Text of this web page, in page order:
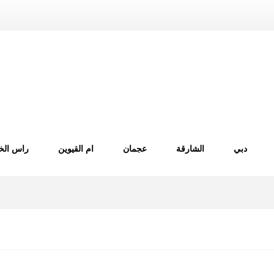
دبي الشارقة عجمان ام القيوين راس